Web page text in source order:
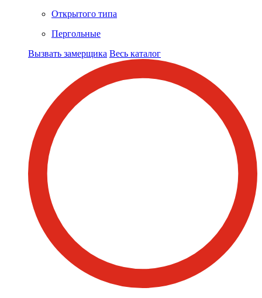
Открытого типа
Пергольные
Вызвать замерщика Весь каталог